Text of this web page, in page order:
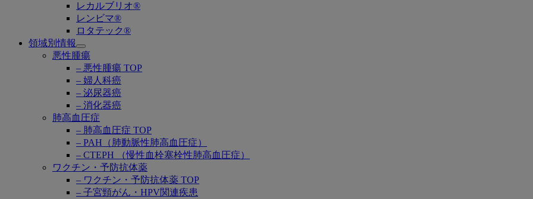
レカルブリオ®
レンビマ®
ロタテック®
領域別情報
Open
submenu
悪性腫瘍
– 悪性腫瘍 TOP
– 婦人科癌
– 泌尿器癌
– 消化器癌
肺高血圧症
– 肺高血圧症 TOP
– PAH（肺動脈性肺高血圧症）
– CTEPH （慢性血栓塞栓性肺高血圧症）
ワクチン・予防抗体薬
– ワクチン・予防抗体薬 TOP
– 子宮頸がん・HPV関連疾患